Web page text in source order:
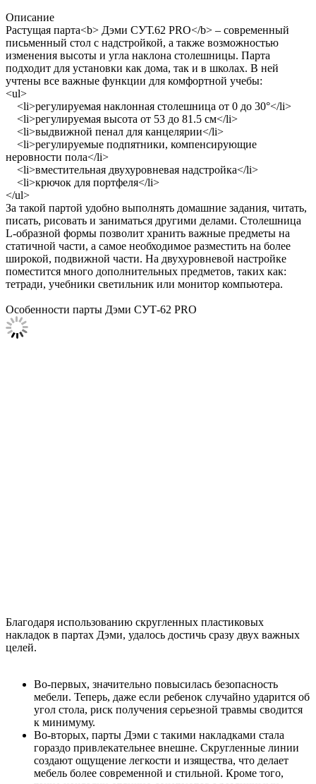
Описание
Растущая парта<b> Дэми СУТ.62 PRO</b> – современный
письменный стол с надстройкой, а также возможностью
изменения высоты и угла наклона столешницы. Парта
подходит для установки как дома, так и в школах. В ней
учтены все важные функции для комфортной учебы:
<ul>
<li>регулируемая наклонная столешница от 0 до 30°</li>
<li>регулируемая высота от 53 до 81.5 см</li>
<li>выдвижной пенал для канцелярии</li>
<li>регулируемые подпятники, компенсирующие
неровности пола</li>
<li>вместительная двухуровневая надстройка</li>
<li>крючок для портфеля</li>
</ul>
За такой партой удобно выполнять домашние задания, читать,
писать, рисовать и заниматься другими делами. Столешница
L-образной формы позволит хранить важные предметы на
статичной части, а самое необходимое разместить на более
широкой, подвижной части. На двухуровневой настройке
поместится много дополнительных предметов, таких как:
тетради, учебники светильник или монитор компьютера.
Особенности парты Дэми СУТ-62 PRO
Благодаря использованию скругленных пластиковых
накладок в партах Дэми, удалось достичь сразу двух важных
целей.
Во-первых, значительно повысилась безопасность
мебели. Теперь, даже если ребенок случайно ударится об
угол стола, риск получения серьезной травмы сводится
к минимуму.
Во-вторых, парты Дэми с такими накладками стала
гораздо привлекательнее внешне. Скругленные линии
создают ощущение легкости и изящества, что делает
мебель более современной и стильной. Кроме того,